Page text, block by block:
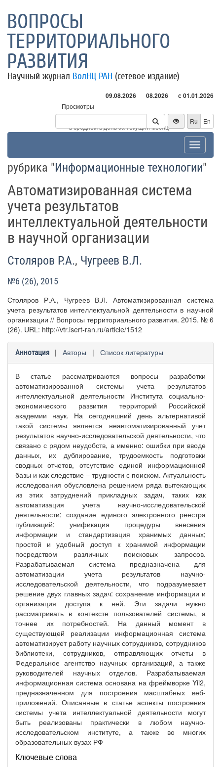
ВОПРОСЫ
ТЕРРИТОРИАЛЬНОГО
РАЗВИТИЯ
Научный журнал ВолНЦ РАН (сетевое издание)
09.08.2026 08.2026 с 01.01.2026
Просмотры
Посетители
* - в среднем в день за текущий месяц
Ru En
Toggle
рубрика "Информационные технологии"
Автоматизированная система
учета результатов
интеллектуальной деятельности
в научной организации
Столяров Р.А., Чугреев В.Л.
№6 (26), 2015
Столяров Р.А., Чугреев В.Л. Автоматизированная система
учета результатов интеллектуальной деятельности в научной
организации // Вопросы территориального развития. 2015. № 6
(26). URL: http://vtr.isert-ran.ru/article/1512
Аннотация | Авторы | Список литературы
В статье рассматриваются вопросы разработки
автоматизированной системы учета результатов
интеллектуальной деятельности Института социально-
экономического развития территорий Российской
академии наук. На сегодняшний день альтернативой
такой системы является неавтоматизированный учет
результатов научно-исследовательской деятельности, что
связано с рядом неудобств, а именно: ошибки при вводе
данных, их дублирование, трудоемкость подготовки
сводных отчетов, отсутствие единой информационной
базы и как следствие – трудности с поиском. Актуальность
исследования обусловлена решением ряда вытекающих
из этих затруднений прикладных задач, таких как
автоматизация учета научно-исследовательской
деятельности; создание единого электронного реестра
публикаций; унификация процедуры внесения
информации и стандартизация хранимых данных;
простой и удобный доступ к хранимой информации
посредством различных поисковых запросов.
Разрабатываемая система предназначена для
автоматизации учета результатов научно-
исследовательской деятельности, что подразумевает
решение двух главных задач: сохранение информации и
организация доступа к ней. Эти задачи нужно
рассматривать в контексте пользователей системы, а
точнее их потребностей. На данный момент в
существующей реализации информационная система
автоматизирует работу научных сотрудников, сотрудников
библиотеки, сотрудников, отправляющих отчеты в
Федеральное агентство научных организаций, а также
руководителей научных отделов. Разрабатываемая
информационная система основана на фреймворке Yii2,
предназначенном для построения масштабных веб-
приложений. Описанные в статье аспекты построения
системы учета интеллектуальной деятельности могут
быть реализованы практически в любом научно-
исследовательском институте, а также во многих
образовательных вузах РФ
Ключевые слова